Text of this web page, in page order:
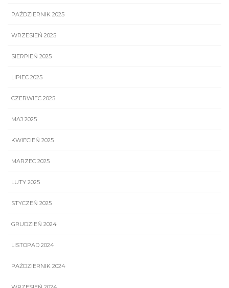
PAŹDZIERNIK 2025
WRZESIEŃ 2025
SIERPIEŃ 2025
LIPIEC 2025
CZERWIEC 2025
MAJ 2025
KWIECIEŃ 2025
MARZEC 2025
LUTY 2025
STYCZEŃ 2025
GRUDZIEŃ 2024
LISTOPAD 2024
PAŹDZIERNIK 2024